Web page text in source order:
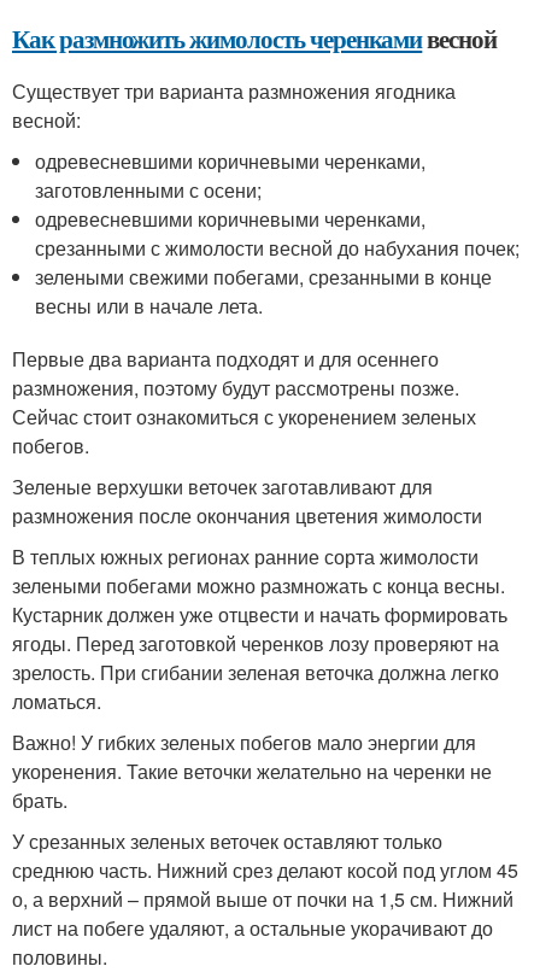
Как размножить жимолость черенкамивесной
Существует три варианта размножения ягодника
весной:
одревесневшими коричневыми черенками,
заготовленными с осени;
одревесневшими коричневыми черенками,
срезанными с жимолости весной до набухания почек;
зелеными свежими побегами, срезанными в конце
весны или в начале лета.
Первые два варианта подходят и для осеннего
размножения, поэтому будут рассмотрены позже.
Сейчас стоит ознакомиться с укоренением зеленых
побегов.
Зеленые верхушки веточек заготавливают для
размножения после окончания цветения жимолости
В теплых южных регионах ранние сорта жимолости
зелеными побегами можно размножать с конца весны.
Кустарник должен уже отцвести и начать формировать
ягоды. Перед заготовкой черенков лозу проверяют на
зрелость. При сгибании зеленая веточка должна легко
ломаться.
Важно! У гибких зеленых побегов мало энергии для
укоренения. Такие веточки желательно на черенки не
брать.
У срезанных зеленых веточек оставляют только
среднюю часть. Нижний срез делают косой под углом 45
о, а верхний – прямой выше от почки на 1,5 см. Нижний
лист на побеге удаляют, а остальные укорачивают до
половины.